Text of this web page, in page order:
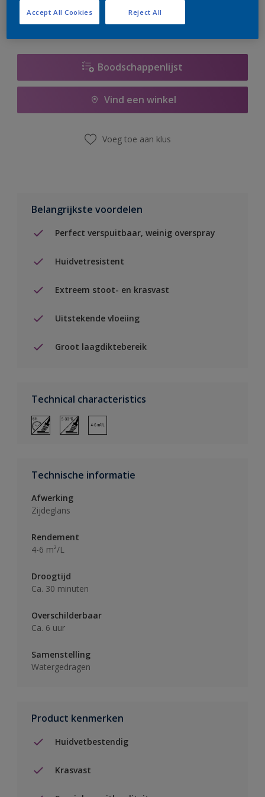
Boodschappenlijst
Vind een winkel
Voeg toe aan klus
Belangrijkste voordelen
Perfect verspuitbaar, weinig overspray
Huidvetresistent
Extreem stoot- en krasvast
Uitstekende vloeiing
Groot laagdiktebereik
Technical characteristics
Technische informatie
Afwerking
Zijdeglans
Rendement
4-6 m²/L
Droogtijd
Ca. 30 minuten
Overschilderbaar
Ca. 6 uur
Samenstelling
Watergedragen
Product kenmerken
Huidvetbestendig
Krasvast
Reject All
Accept All Cookies